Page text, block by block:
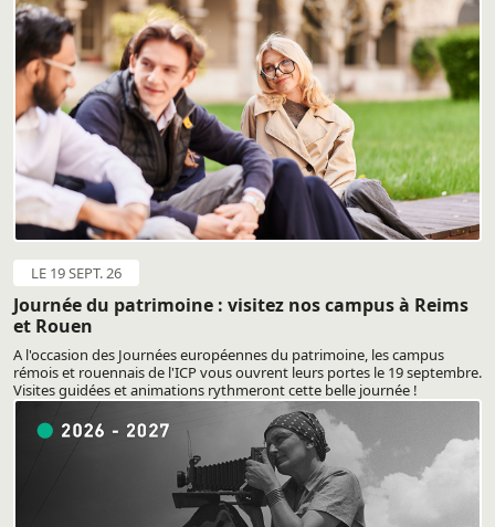
LE 19 SEPT. 26
Journée du patrimoine : visitez nos campus à Reims
et Rouen
A l'occasion des Journées européennes du patrimoine, les campus
rémois et rouennais de l'ICP vous ouvrent leurs portes le 19 septembre.
Visites guidées et animations rythmeront cette belle journée !